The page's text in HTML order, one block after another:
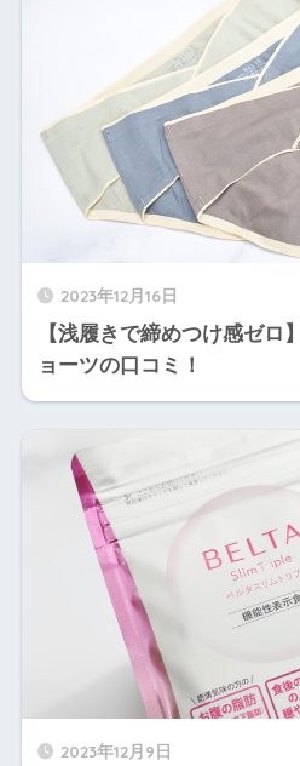
2023年12月16日
【浅履きで締めつけ感ゼロ
ョーツの口コミ！
2023年12月9日